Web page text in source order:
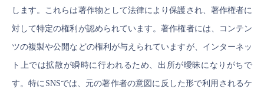
します。これらは著作物として法律により保護され、著作権者に
対して特定の権利が認められています。著作権者には、コンテン
ツの複製や公開などの権利が与えられていますが、インターネッ
ト上では拡散が瞬時に行われるため、出所が曖昧になりがちで
す。特にSNSでは、元の著作者の意図に反した形で利用されるケ